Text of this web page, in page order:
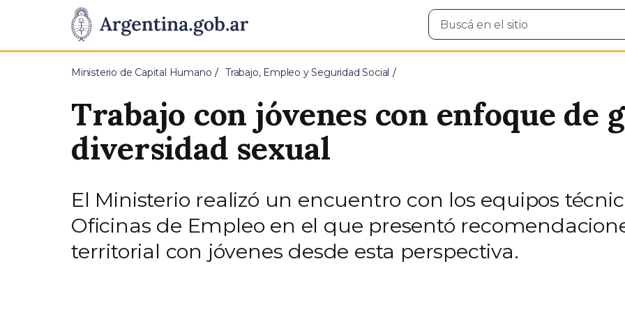
Presidencia
de
Pasar al contenido principal
Buscar
en
Ministerio de Capital Humano Trabajo, Empleo y Seguridad Social
Trabajo con jóvenes con enfoque de
diversidad sexual
El Ministerio realizó un encuentro con los equipos
Oficinas de Empleo en el que presentó
territorial con jóvenes desde esta perspectiva.